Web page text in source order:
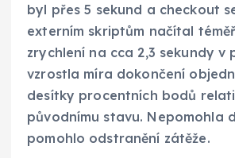
byl přes 5 sekund a checkout
externím skriptům načítal
zrychlení na cca 2,3 sekundy v
vzrostla míra dokončení
desítky procentních bodů
původnímu stavu. Nepomohla
pomohlo odstranění zátěže.